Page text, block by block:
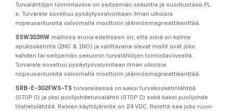
Turvalähtöjen toimintaviive on seitsemän sekuntia ja suoritustaso PL
e. Turvarele soveltuu pysäytysvalvontaan ilman ulkoisia
nopeusantureita valvomalla moottorin jäännösmagneettikenttää.
SSW303HW mallissa erona edelliseen on, että siinä on kolme
apukosketinta (2NC & 1NO) ja valittavana olevat mallit ovat joko
kahden tai seitsemän sekunnin turvalähtöjen toimintaviiveellä.
Turvarele soveltuu pysäytysvalvontaan ilman ulkoisia
nopeusantureita valvomalla moottorin jäännösmagneettikenttää.
SRB-E-302FWS-TS turvareleessä on kaksi turvakosketinlähtöä
(STOP 0) ja yksi puolijohdeturvalähtö (STOP 0) sekä kaksi puolijohde
tilatietolähtöä. Releen käyttöjännite on 24 VDC. Relettä saa joko ruuvi-